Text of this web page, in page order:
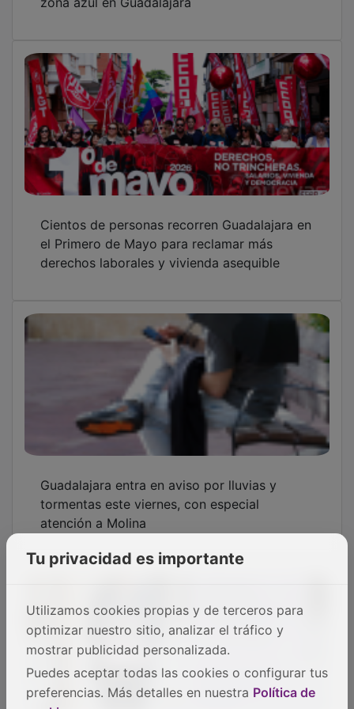
el Primero de Mayo para reclamar más
derechos laborales y vivienda asequible
tormentas este viernes, con especial
atención a Molina
Tu privacidad es importante
Utilizamos cookies propias y de terceros para
optimizar nuestro sitio, analizar el tráfico y
mostrar publicidad personalizada.
Puedes aceptar todas las cookies o configurar tus
preferencias. Más detalles en nuestra Política de